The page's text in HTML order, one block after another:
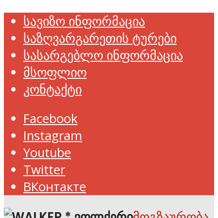
სავიზო ინფორმაცია
საზღვარგარეთის ტურები
სასარგებლო ინფორმაცია
მსოფლიო
კონტაქტი
Facebook
Instagram
Youtube
Twitter
ВКонтакте